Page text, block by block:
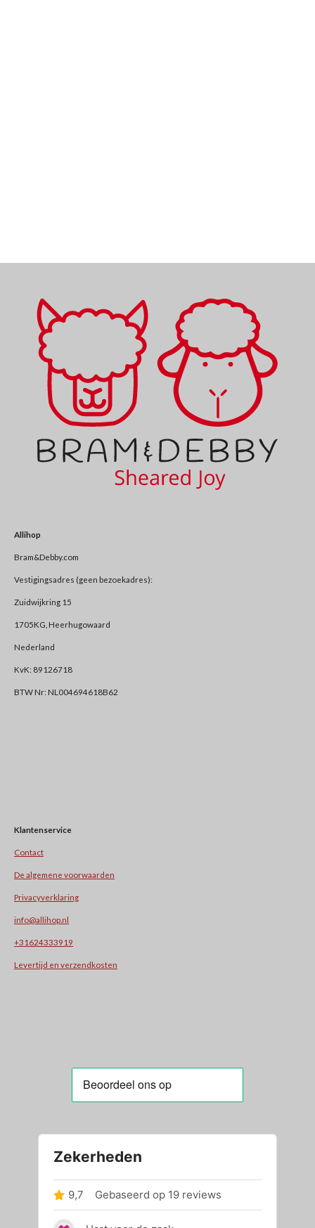
Allihop
Bram&Debby.com
Vestigingsadres (geen bezoekadres):
Zuidwijkring 15
1705KG, Heerhugowaard
Nederland
KvK: 89126718
BTW Nr: NL004694618B62
Klantenservice
Contact
De algemene voorwaarden
Privacyverklaring
info@allihop.nl
+31624333919
Levertijd en verzendkosten